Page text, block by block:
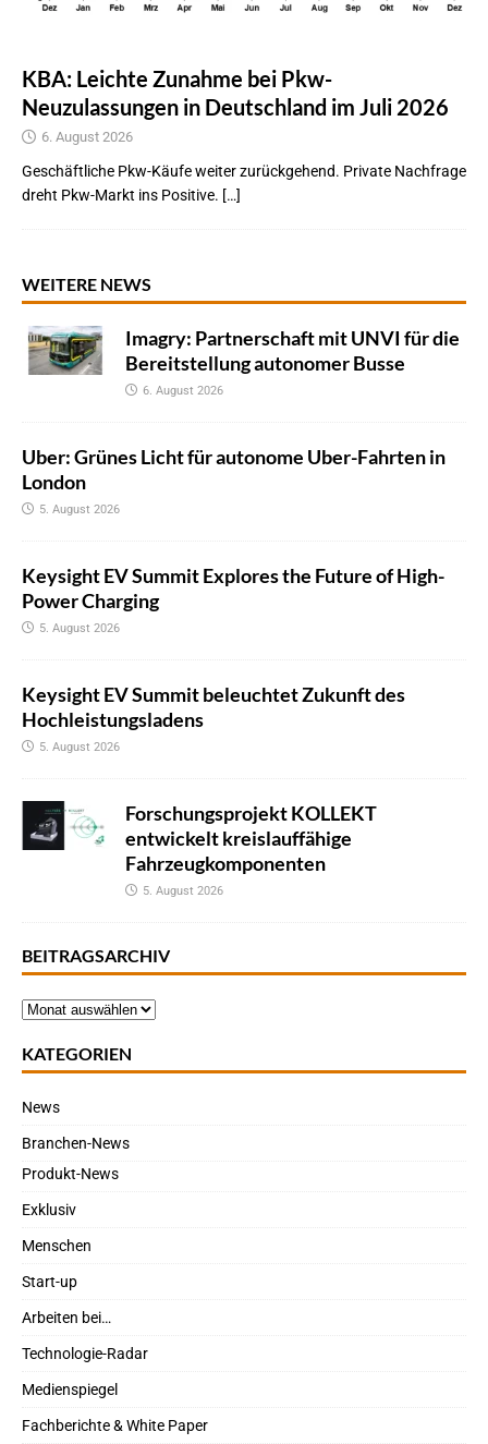
KBA: Leichte Zunahme bei Pkw-
Neuzulassungen in Deutschland im Juli 2026
6. August 2026
Geschäftliche Pkw-Käufe weiter zurückgehend. Private Nachfrage
dreht Pkw-Markt ins Positive. […]
WEITERE NEWS
Imagry: Partnerschaft mit UNVI für die
Bereitstellung autonomer Busse
6. August 2026
Uber: Grünes Licht für autonome Uber-Fahrten in
London
5. August 2026
Keysight EV Summit Explores the Future of High-
Power Charging
5. August 2026
Keysight EV Summit beleuchtet Zukunft des
Hochleistungsladens
5. August 2026
Forschungsprojekt KOLLEKT
entwickelt kreislauffähige
Fahrzeugkomponenten
5. August 2026
BEITRAGSARCHIV
KATEGORIEN
News
Branchen-News
Produkt-News
Exklusiv
Menschen
Start-up
Arbeiten bei…
Technologie-Radar
Medienspiegel
Fachberichte & White Paper